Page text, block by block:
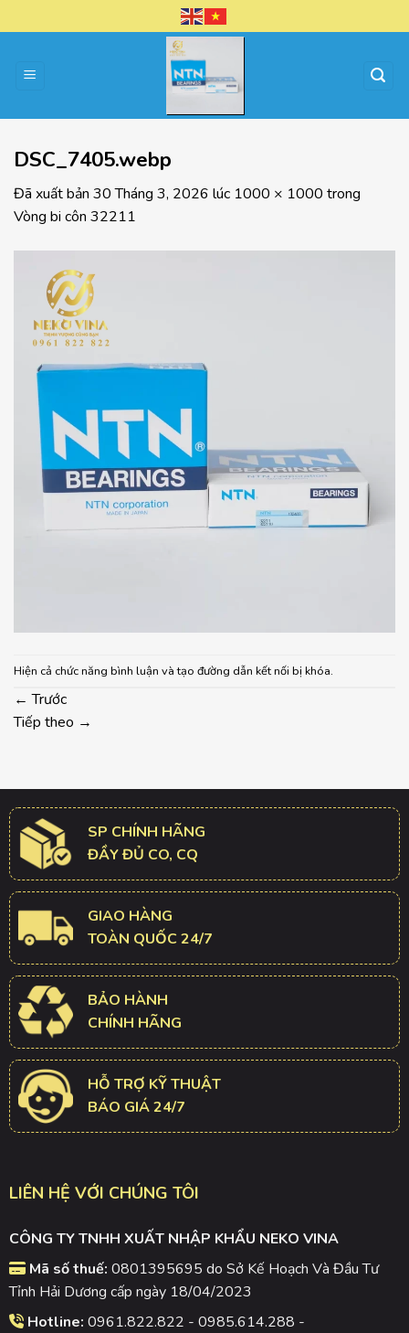
đến
dung
DSC_7405.webp
Đã xuất bản 30 Tháng 3, 2026 lúc 1000 × 1000 trong
Vòng bi côn 32211
Hiện cả chức năng bình luận và tạo đường dẫn kết nối bị khóa.
← Trước
Tiếp theo →
SP CHÍNH HÃNG
ĐẦY ĐỦ CO, CQ
GIAO HÀNG
TOÀN QUỐC 24/7
BẢO HÀNH
CHÍNH HÃNG
HỖ TRỢ KỸ THUẬT
BÁO GIÁ 24/7
LIÊN HỆ VỚI CHÚNG TÔI
CÔNG TY TNHH XUẤT NHẬP KHẨU NEKO VINA
Mã số thuế: 0801395695 do Sở Kế Hoạch Và Đầu Tư
Tỉnh Hải Dương cấp ngày 18/04/2023
Hotline: 0961.822.822 - 0985.614.288 -